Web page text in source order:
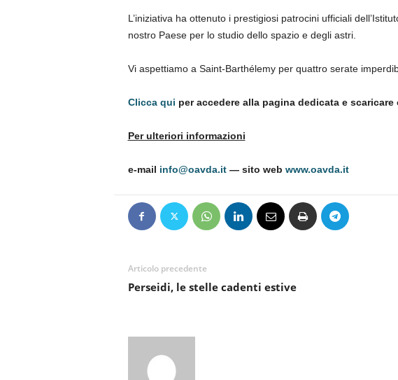
L’iniziativa ha ottenuto i prestigiosi patrocini ufficiali
nostro Paese per lo studio dello spazio e degli astri.
Vi aspettiamo a Saint-Barthélemy per quattro serate
Clicca qui per accedere alla pagina dedicata e
Per ulteriori informazioni
e-mail info@oavda.it― sito web www.oavda.it
Articolo precedente
Perseidi, le stelle cadenti estive